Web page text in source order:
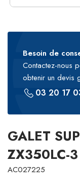
Besoin de
Contactez-nous
obtenir un devis
03 20 17
GALET
ZX350LC-3
AC027225